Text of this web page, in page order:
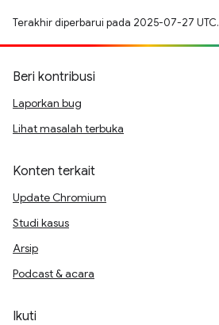
Terakhir diperbarui pada 2025-07-27 UTC.
Beri kontribusi
Laporkan bug
Lihat masalah terbuka
Konten terkait
Update Chromium
Studi kasus
Arsip
Podcast & acara
Ikuti